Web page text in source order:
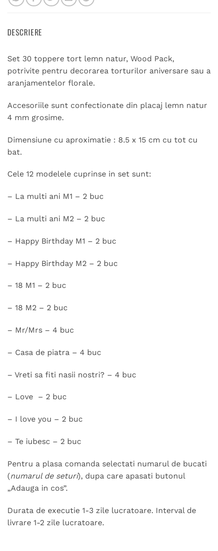
DESCRIERE
Set 30 toppere tort lemn natur, Wood Pack,
potrivite pentru decorarea torturilor aniversare sau a
aranjamentelor florale.
Accesoriile sunt confectionate din placaj lemn natur
4 mm grosime.
Dimensiune cu aproximatie : 8.5 x 15 cm cu tot cu
bat.
Cele 12 modelele cuprinse in set sunt:
– La multi ani M1 – 2 buc
– La multi ani M2 – 2 buc
– Happy Birthday M1 – 2 buc
– Happy Birthday M2 – 2 buc
– 18 M1 – 2 buc
– 18 M2 – 2 buc
– Mr/Mrs – 4 buc
– Casa de piatra – 4 buc
– Vreti sa fiti nasii nostri? – 4 buc
– Love – 2 buc
– I love you – 2 buc
– Te iubesc – 2 buc
Pentru a plasa comanda selectati numarul de bucati
(numarul de seturi), dupa care apasati butonul
„Adauga in cos”.
Durata de executie 1-3 zile lucratoare. Interval de
livrare 1-2 zile lucratoare.